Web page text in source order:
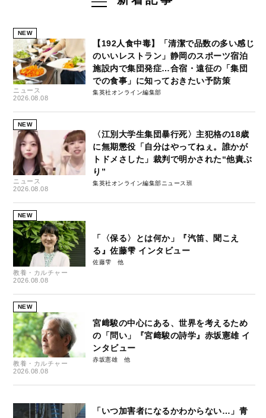
NEW
ニュース
2026.08.08
【192人食中毒】「清潔で品数の多い感じ
のいいレストラン」静岡のスポーツ宿泊
施設内で集団発症…合宿・遠征の「集団
での食事」に知っておきたい予防策
集英社オンライン編集部
NEW
ニュース
2026.08.08
〈江別大学生集団暴行死〉主犯格の18歳
に無期懲役「自分はやってねぇ。誰かが
トドメさした」裁判で明かされた“他責ぶ
り”
集英社オンライン編集部ニュース班
NEW
教養・カルチャー
2026.08.08
「〈保る〉とは何か」『汽笛、聞こえ
る』佐藤雫 インタビュー
佐藤雫
NEW
教養・カルチャー
2026.08.08
宮﨑駿の中心にある、世界を考えるため
の「問い」『宮﨑駿の詩学』赤坂憲雄 イ
ンタビュー
赤坂憲雄
「いつ加害者になるかわからない…」青